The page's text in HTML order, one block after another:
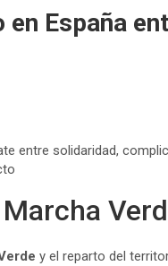
España
entre solidaridad,
y el reparto del